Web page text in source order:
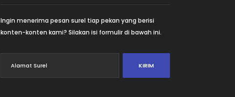
Ingin menerima pesan surel tiap pekan yang berisi
konten-konten kami? Silakan isi formulir di bawah ini.
KIRIM